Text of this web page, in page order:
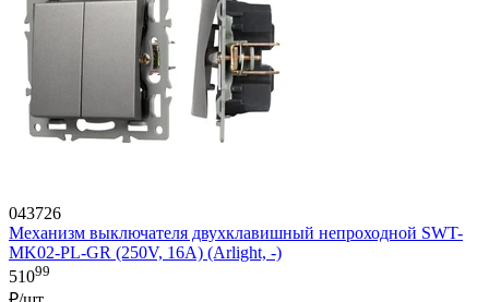
043726
Механизм выключателя двухклавишный непроходной SWT-
MK02-PL-GR (250V, 16A) (Arlight, -)
51099